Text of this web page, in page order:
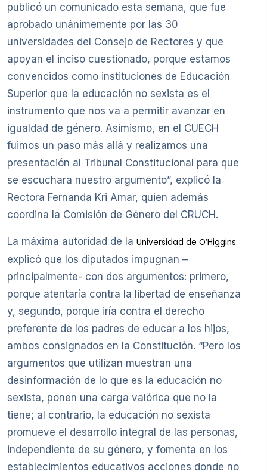
publicó un comunicado esta semana, que fue
aprobado unánimemente por las 30
universidades del Consejo de Rectores y que
apoyan el inciso cuestionado, porque estamos
convencidos como instituciones de Educación
Superior que la educación no sexista es el
instrumento que nos va a permitir avanzar en
igualdad de género. Asimismo, en el CUECH
fuimos un paso más allá y realizamos una
presentación al Tribunal Constitucional para que
se escuchara nuestro argumento”, explicó la
Rectora Fernanda Kri Amar, quien además
coordina la Comisión de Género del CRUCH.
La máxima autoridad de la Universidad de O’Higgins
explicó que los diputados impugnan –
principalmente- con dos argumentos: primero,
porque atentaría contra la libertad de enseñanza
y, segundo, porque iría contra el derecho
preferente de los padres de educar a los hijos,
ambos consignados en la Constitución. “Pero los
argumentos que utilizan muestran una
desinformación de lo que es la educación no
sexista, ponen una carga valórica que no la
tiene; al contrario, la educación no sexista
promueve el desarrollo integral de las personas,
independiente de su género, y fomenta en los
establecimientos educativos acciones donde no